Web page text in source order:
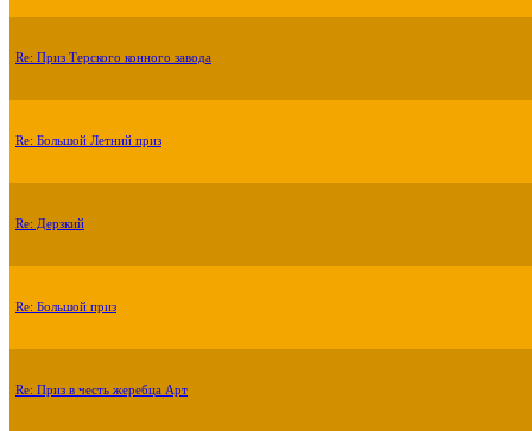
Re: Приз Терского конного завода
Re: Большой Летний приз
Re: Дерзкий
Re: Большой приз
Re: Приз в честь жеребца Арт